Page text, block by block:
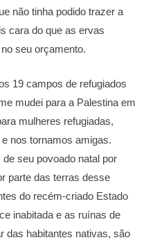
não tinha podido trazer a
cara do que as ervas
seu orçamento.
19 campos de refugiados
mudei para a Palestina em
mulheres refugiadas,
nos tornamos amigas.
seu povoado natal por
parte das terras desse
do recém-criado Estado
inabitada e as ruínas de
das habitantes nativas, são